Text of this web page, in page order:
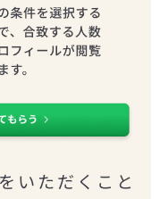
いただくこと